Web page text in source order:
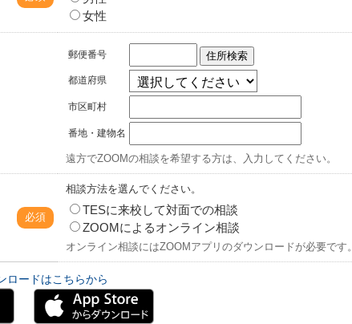
女性
郵便番号 住所検索
都道府県
市区町村
番地・建物名
遠方でZOOMの相談を希望する方は、入力してください。
必須
相談方法を選んでください。
TESに来校して対面での相談
ZOOMによるオンライン相談
オンライン相談にはZOOMアプリのダウンロードが必要です。
ロードはこちらから